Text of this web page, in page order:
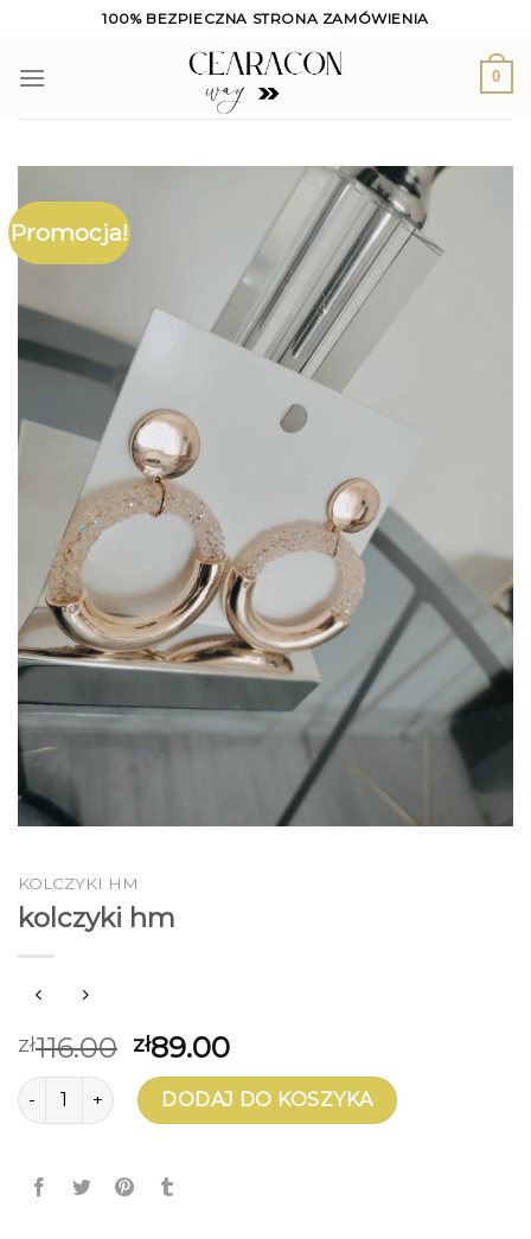
content
100% BEZPIECZNA STRONA ZAMÓWIENIA
0
Promocja!
KOLCZYKI HM
kolczyki hm
zł116.00 zł89.00
ilość kolczyki hmDODAJ DO KOSZYKA